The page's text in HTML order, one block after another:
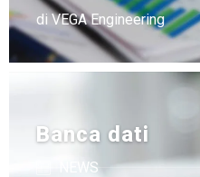
Banca dati
NEWS
di VEGA Engineering